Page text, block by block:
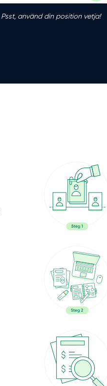
Psst, använd din position vetja!